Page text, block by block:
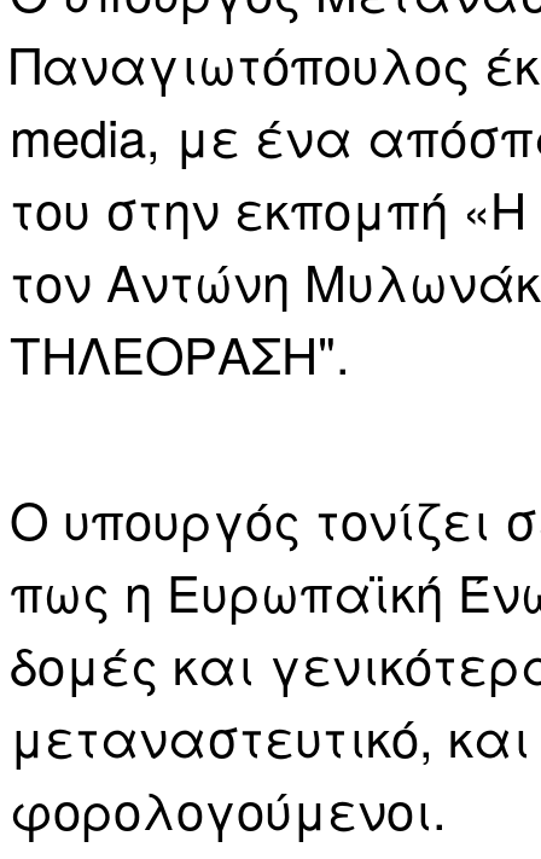
Παναγιωτόπουλος
media, με ένα
του στην εκπομπή
τον Αντώνη
ΤΗΛΕΟΡΑΣΗ".
Ο υπουργός
πως η Ευρωπαϊκή
δομές και
μεταναστευτικό,
φορολογούμενοι.